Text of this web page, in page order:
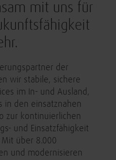
mit uns für
der
wir stabile, sichere
im In- und Ausland,
in den einsatznahen
zur kontinuierlichen
und Einsatzfähigkeit
über 8.000
und modernisieren